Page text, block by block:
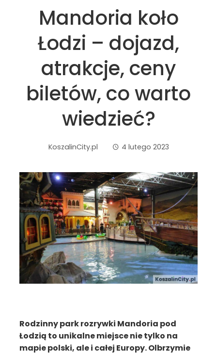
Mandoria koło
Łodzi – dojazd,
atrakcje, ceny
biletów, co warto
wiedzieć?
KoszalinCity.pl 4 lutego 2023
Rodzinny park rozrywki Mandoria pod
Łodzią to unikalne miejsce nie tylko na
mapie polski, ale i całej Europy. Olbrzymie